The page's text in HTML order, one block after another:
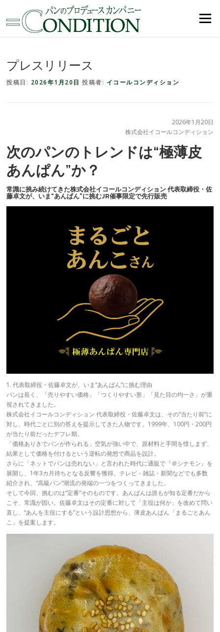
コンテンツへスキップ
メニュー
プレスリリース
投稿日: 2026年1月20日 投稿者: イコールコンディション
2026年1月20日
株式会社イコールコンディション
次のパンのトレンドは“極薄皮
あんぱん”か？
常識に挑み続けてきた株式会社イコールコンディション 代表取締役・佐
藤卓文が、いま“あんぱん”に挑むJR催事限定で先行販売
1. 代表取締役・佐藤卓文が、いま“あんぱん”に挑む理由
パンは長く、「売りやすい価格」「つくりやすい形」「見た目の均一さ」が重
視されてきました。
株式会社イコールコンディション 代表取締役・佐藤卓文は、その“当たり前”に
対し、時代ごとに別の答えを提示してきた人物です。1999年、100円・200円
が当たり前だったデフレ期。
「価格ありきでパンが作られる」空気が強い中で、原材料と手間を惜しまず、
結果として価格を付けるという逆転の発想で商品を設計。
さらに「ネットでパンは売れない」と言われた時代に通販で『＠シナモン』を
展開し、1年3カ月待ちとなる反響を獲得。テレビ・雑誌・新聞などでも多数
紹介され、“高級パン”潮流の発端の一つをつくってきました。
そして今回、挑むのは“定番”そのものです。あんぱんは誰もが知る定番だから
こそ、常識が固い。佐藤卓文はその定番に対して「主役は何か」を改めて問い
直し、“あんを主役にする”という設計思想から、薄皮あんぱん「まるごとあん
こ」を提案します。